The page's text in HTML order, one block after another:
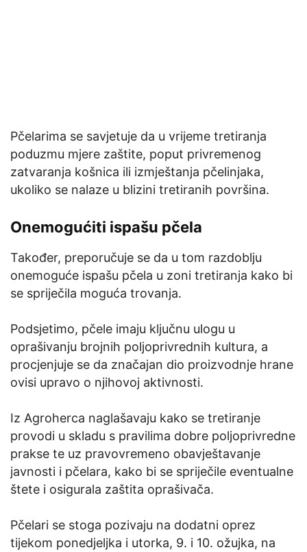
Pčelarima se savjetuje da u vrijeme tretiranja
poduzmu mjere zaštite, poput privremenog
zatvaranja košnica ili izmještanja pčelinjaka,
ukoliko se nalaze u blizini tretiranih površina.
Onemogućiti ispašu pčela
Također, preporučuje se da u tom razdoblju
onemoguće ispašu pčela u zoni tretiranja kako bi
se spriječila moguća trovanja.
Podsjetimo, pčele imaju ključnu ulogu u
oprašivanju brojnih poljoprivrednih kultura, a
procjenjuje se da značajan dio proizvodnje hrane
ovisi upravo o njihovoj aktivnosti.
Iz Agroherca naglašavaju kako se tretiranje
provodi u skladu s pravilima dobre poljoprivredne
prakse te uz pravovremeno obavještavanje
javnosti i pčelara, kako bi se spriječile eventualne
štete i osigurala zaštita oprašivača.
Pčelari se stoga pozivaju na dodatni oprez
tijekom ponedjeljka i utorka, 9. i 10. ožujka, na